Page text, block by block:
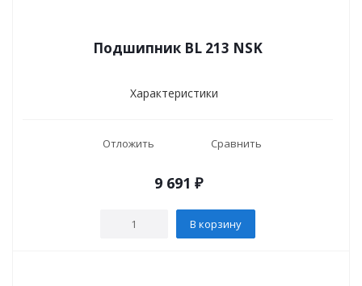
Подшипник BL 213 NSK
Характеристики
Отложить Сравнить
9 691 ₽
В корзину